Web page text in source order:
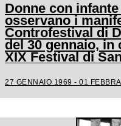
Donne con
osservano i
Controfestival di
del 30 gennaio, in
XIX Festival di
27 GENNAIO 1969 - 01